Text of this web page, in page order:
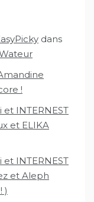
dans
!
et INTERNEST
et ELIKA
et INTERNEST
et Aleph
)